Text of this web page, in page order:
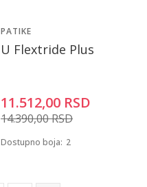
PATIKE
U Flextride Plus
11.512,00 RSD
14.390,00RSD
Dostupno boja: 2